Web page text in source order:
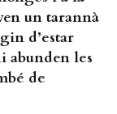
un tarannà
d’estar
abunden les
de